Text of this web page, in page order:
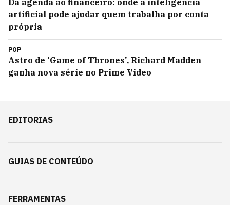
Da agenda ao financeiro: onde a inteligência
artificial pode ajudar quem trabalha por conta
própria
POP
Astro de 'Game of Thrones', Richard Madden
ganha nova série no Prime Video
EDITORIAS
GUIAS DE CONTEÚDO
FERRAMENTAS